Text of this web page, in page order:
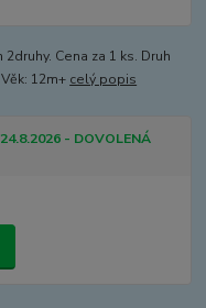
Cena za 1 ks. Druh
12m+ celý popis
- DOVOLENÁ